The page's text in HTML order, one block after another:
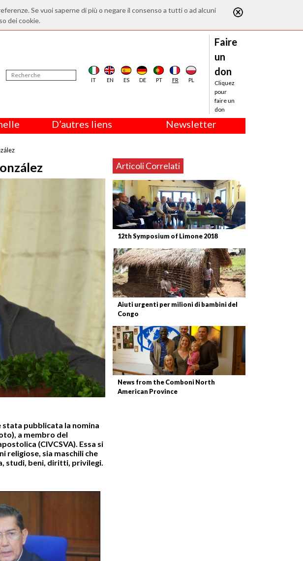
Se vuoi saperne di più o negare il consenso a tutti o ad alcuni
dei cookie.
IT EN ES DE PT FR PL
Faire
un
don
Cliquez
pour
faire un
don
D’autres liens Newsletter
Articoli Correlati
12th Symposium of Limone 2018
Aiuti urgenti per milioni di bambini del
Congo
News from the Comboni North
American Province
stata pubblicata la nomina
a membro del
(CIVCSVA). Essa si
religiose, sia maschili che
studi, beni, diritti, privilegi.